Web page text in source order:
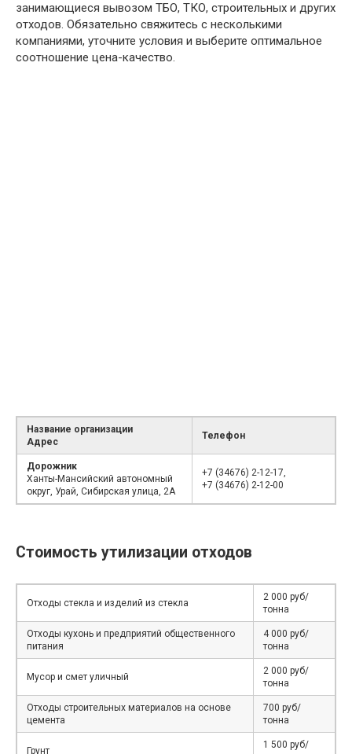
занимающиеся вывозом ТБО, ТКО, строительных и других
отходов. Обязательно свяжитесь с несколькими
компаниями, уточните условия и выберите оптимальное
соотношение цена-качество.
Название организации
Адрес
Телефон
Дорожник
Ханты-Мансийский автономный
округ, Урай, Сибирская улица, 2А
+7 (34676) 2-12-17,
+7 (34676) 2-12-00
Стоимость утилизации отходов
Отходы стекла и изделий из стекла
2 000 руб/
тонна
Отходы кухонь и предприятий общественного
питания
4 000 руб/
тонна
Мусор и смет уличный
2 000 руб/
тонна
Отходы строительных материалов на основе
цемента
700 руб/
тонна
Грунт
1 500 руб/